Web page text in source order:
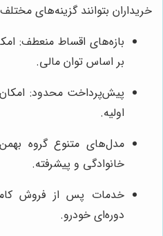
خریداران بتوانند گزینه‌های
بازه‌های اقساط منعطف:
بر اساس توان مالی.
پیش‌پرداخت محدود:
اولیه.
مدل‌های متنوع گروه
خانوادگی و پیشرفته.
خدمات پس از فروش
دوره‌ای خودرو.